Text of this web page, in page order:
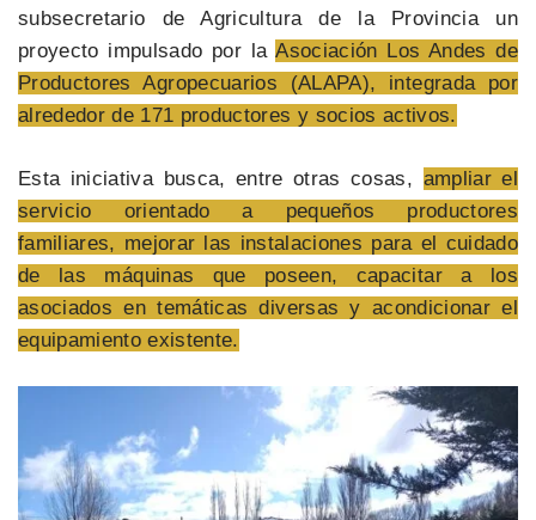
subsecretario de Agricultura de la Provincia un
proyecto impulsado por laAsociación Los Andes de
Productores Agropecuarios (ALAPA), integrada por
alrededor de 171 productores y socios activos.
Esta iniciativa busca, entre otras cosas, ampliar el
servicio orientado a pequeños productores
familiares, mejorar las instalaciones para el cuidado
de las máquinas que poseen, capacitar a los
asociados en temáticas diversas y acondicionar el
equipamiento existente.